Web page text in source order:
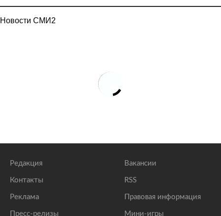
Новости СМИ2
Редакция
Контакты
Реклама
Пресс-релизы
Вакансии
RSS
Правовая информация
Мини-игры